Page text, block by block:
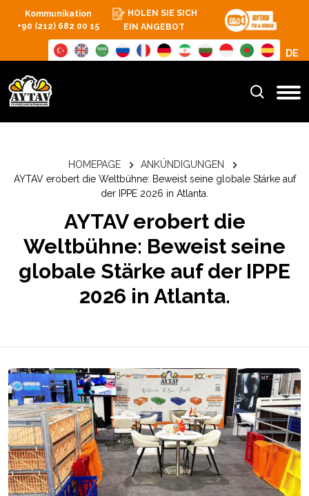
Kommunikation
+90 (212) 682 00 15
HOLEN SIE SICH
EIN ANGEBOT
DE
HOMEPAGE
ANKÜNDIGUNGEN
AYTAV erobert die Weltbühne: Beweist seine globale Stärke auf
der IPPE 2026 in Atlanta.
AYTAV erobert die
Weltbühne: Beweist seine
globale Stärke auf der IPPE
2026 in Atlanta.